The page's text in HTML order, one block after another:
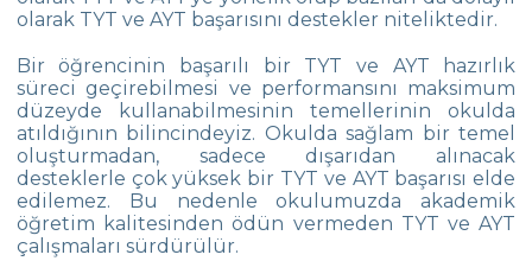
Sonuçları
Çevre Koleji 2022 Üniversite Yerleştirme
Sonuçları
Çevre Koleji 2021 Üniversite Yerleştirme
Sonuçları
Çevre Koleji 2020 Üniversite Yerleştirme
Sonuçları
olarak TYT ve AYT başarısını destekler niteliktedir.
Bir öğrencinin başarılı bir TYT ve AYT hazırlık
süreci geçirebilmesi ve performansını maksimum
düzeyde kullanabilmesinin temellerinin okulda
atıldığının bilincindeyiz. Okulda sağlam bir temel
oluşturmadan, sadece dışarıdan alınacak
desteklerle çok yüksek bir TYT ve AYT başarısı elde
edilemez. Bu nedenle okulumuzda akademik
öğretim kalitesinden ödün vermeden TYT ve AYT
çalışmaları sürdürülür.